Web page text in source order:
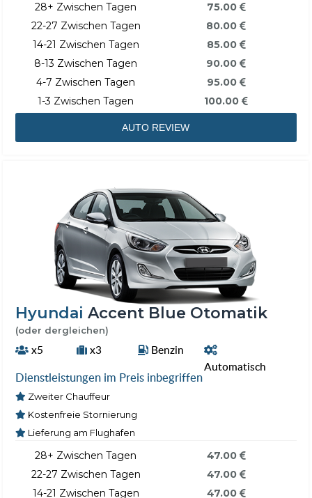
28+ Zwischen Tagen
22-27 Zwischen Tagen
14-21 Zwischen Tagen
8-13 Zwischen Tagen
4-7 Zwischen Tagen
1-3 Zwischen Tagen
75.00
80.00
85.00
90.00
95.00
100.00
AUTO REVIEW
Hyundai Accent Blue Otomatik
(oder dergleichen)
x5 x3
Benzin
Automatisch
Dienstleistungen im Preis inbegriffen
Zweiter Chauffeur
Kostenfreie Stornierung
Lieferung am Flughafen
28+ Zwischen Tagen
22-27 Zwischen Tagen
14-21 Zwischen Tagen
47.00
47.00
47.00